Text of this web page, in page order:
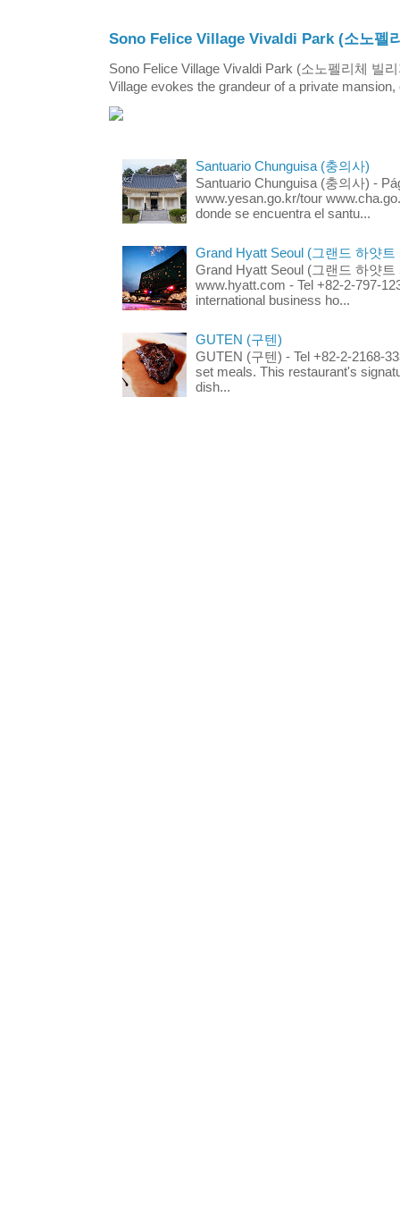
Sono Felice Village Vivaldi Park (소노펠
Sono Felice Village Vivaldi Park (소노펠리체 빌
Village evokes the grandeur of a private
Santuario Chunguisa (충의사)
Santuario Chunguisa (충의사) -
www.yesan.go.kr/tour
donde se encuentra el santu...
Grand Hyatt Seoul (그랜드 하얏트
Grand Hyatt Seoul (그랜드 하얏트
www.hyatt.com - Tel +82-2-797-
international business ho...
GUTEN (구텐)
GUTEN (구텐) - Tel +82-2-2168-
set meals. This restaurant's
dish...